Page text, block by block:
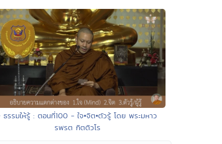
ธรรมให้รู้ : ตอนที่100 - ใจ•จิต•ตัวรู้ โดย พระมหาว
รพรต กิตติวโร